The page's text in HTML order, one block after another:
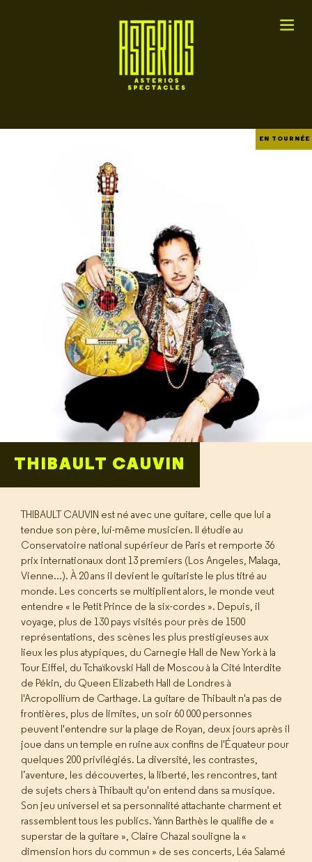
EN TOURNÉE
THIBAULT CAUVIN
THIBAULT CAUVIN est né avec une guitare, celle que lui a
tendue son père, lui-même musicien. Il étudie au
Conservatoire national supérieur de Paris et remporte 36
prix internationaux dont 13 premiers (Los Angeles, Malaga,
Vienne...). À 20 ans il devient le guitariste le plus titré au
monde. Les concerts se multiplient alors, le monde veut
entendre « le Petit Prince de la six-cordes ». Depuis, il
voyage, plus de 130 pays visités pour près de 1500
représentations, des scènes les plus prestigieuses aux
lieux les plus atypiques, du Carnegie Hall de New York à la
Tour Eiffel, du Tchaïkovski Hall de Moscou à la Cité Interdite
de Pékin, du Queen Elizabeth Hall de Londres à
l'Acropollium de Carthage. La guitare de Thibault n'a pas de
frontières, plus de limites, un soir 60 000 personnes
peuvent l'entendre sur la plage de Royan, deux jours après il
joue dans un temple en ruine aux confins de l'Équateur pour
quelques 200 privilégiés. La diversité, les contrastes,
l’aventure, les découvertes, la liberté, les rencontres, tant
de sujets chers à Thibault qu'on entend dans sa musique.
Son jeu universel et sa personnalité attachante charment et
rassemblent tous les publics. Yann Barthès le qualifie de «
superstar de la guitare », Claire Chazal souligne la «
dimension hors du commun » de ses concerts, Léa Salamé